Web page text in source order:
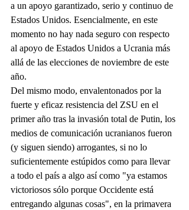
a un apoyo garantizado, serio y continuo de
Estados Unidos. Esencialmente, en este
momento no hay nada seguro con respecto
al apoyo de Estados Unidos a Ucrania más
allá de las elecciones de noviembre de este
año.
Del mismo modo, envalentonados por la
fuerte y eficaz resistencia del ZSU en el
primer año tras la invasión total de Putin, los
medios de comunicación ucranianos fueron
(y siguen siendo) arrogantes, si no lo
suficientemente estúpidos como para llevar
a todo el país a algo así como "ya estamos
victoriosos sólo porque Occidente está
entregando algunas cosas", en la primavera